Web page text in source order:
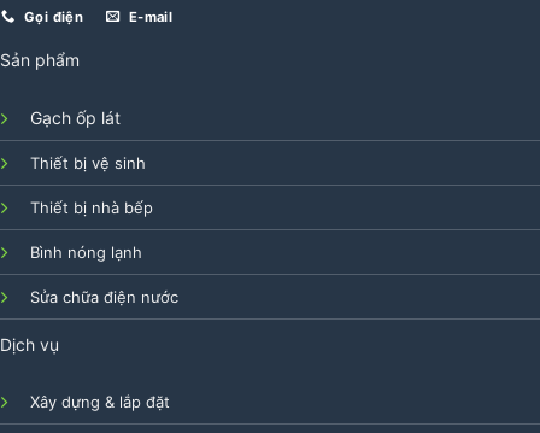
Gọi điện E-mail
Sản phẩm
Gạch ốp lát
Thiết bị vệ sinh
Thiết bị nhà bếp
Bình nóng lạnh
Sửa chữa điện nước
Dịch vụ
Xây dựng & lắp đặt